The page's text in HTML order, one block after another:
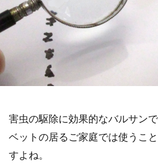
害虫の駆除に効果的なバルサン
ベットの居るご家庭では使うこ
すよね。